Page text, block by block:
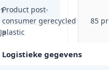
1
Ja
1
Product post-
consumer gerecycled
plastic
85
Logistieke gegevens